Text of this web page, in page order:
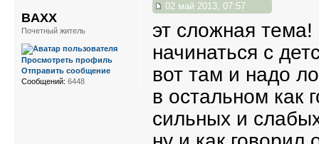
02 май 2013, 07:57
эт сложная
начинаться с
вот там и надо
в остальном как
сильных и
BAXX
Почетный житель
Просмотреть профиль
Отправить сообщение
Сообщений: 6448